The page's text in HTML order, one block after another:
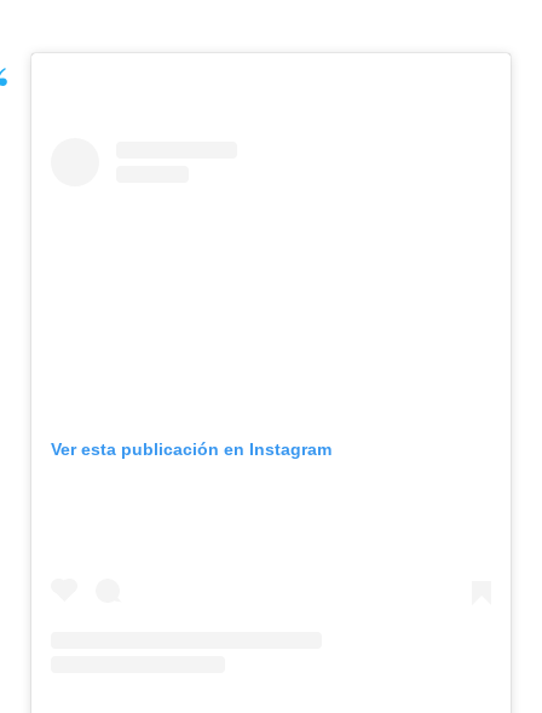
Ver esta publicación en Instagram